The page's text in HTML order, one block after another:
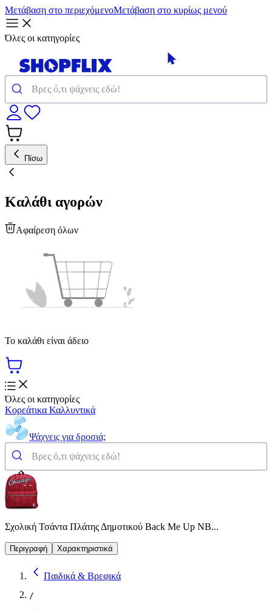
Μετάβαση στο περιεχόμενοΜετάβαση στο κυρίως μενού
Όλες οι κατηγορίες
Πίσω
Καλάθι αγορών
Αφαίρεση όλων
Το καλάθι είναι άδειο
Όλες οι κατηγορίες
Κορεάτικα Καλλυντικά
Ψάχνεις για δροσιά;
Σχολική Τσάντα Πλάτης Δημοτικού Back Me Up NB...
Περιγραφή Χαρακτηριστικά
Παιδικά & Βρεφικά
/